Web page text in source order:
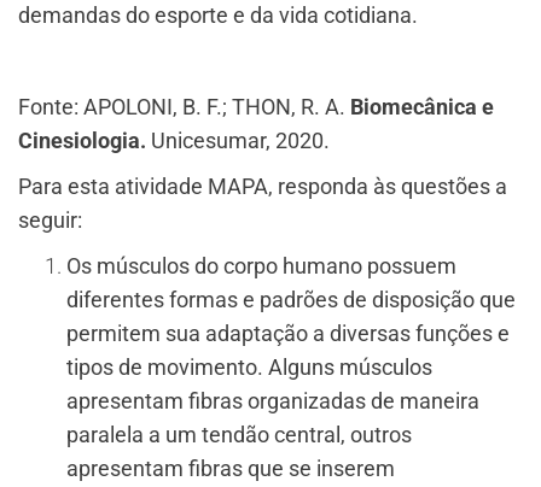
demandas do esporte e da vida cotidiana.
Fonte: APOLONI, B. F.; THON, R. A. Biomecânica e
Cinesiologia. Unicesumar, 2020.
Para esta atividade MAPA, responda às questões a
seguir:
Os músculos do corpo humano possuem
diferentes formas e padrões de disposição que
permitem sua adaptação a diversas funções e
tipos de movimento. Alguns músculos
apresentam fibras organizadas de maneira
paralela a um tendão central, outros
apresentam fibras que se inserem